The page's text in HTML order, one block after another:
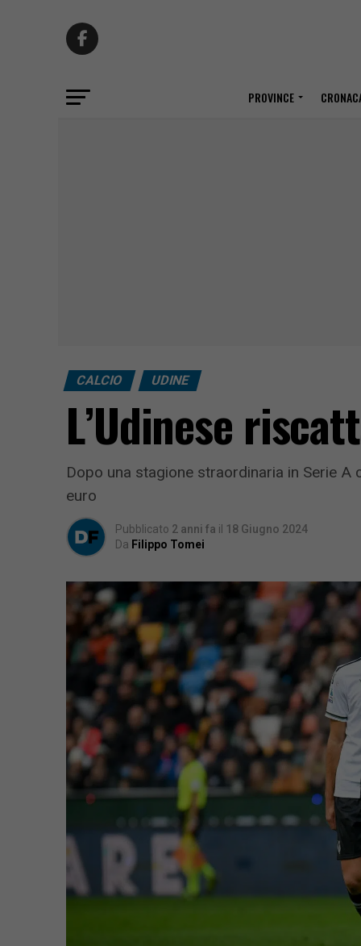
PROVINCE
CALCIO UDINE
L’Udinese
Dopo una stagione straordinaria in Serie
euro
Pubblicato 2 anni fa il 18 Giugno 2024
Da Filippo Tomei